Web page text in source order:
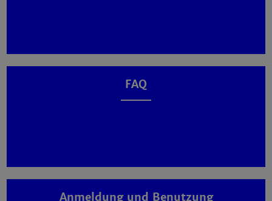
FAQ
Anmeldung und Benutzung